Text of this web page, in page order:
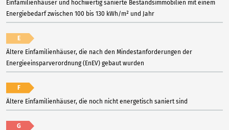
Einfamilienhäuser und hochwertig sanierte Bestandsimmobilien mit einem
Energiebedarf zwischen 100 bis 130 kWh/m² und Jahr
E
Ältere Einfamilienhäuser, die nach den Mindestanforderungen der
Energieeinsparverordnung (EnEV) gebaut wurden
F
Ältere Einfamilienhäuser, die noch nicht energetisch saniert sind
G